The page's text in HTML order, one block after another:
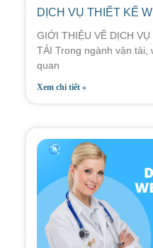
DỊCH VỤ THIẾT KẾ
GIỚI THIỆU VỀ DỊCH
TẢI Trong ngành vận tải,
quan
Xem chi tiết »